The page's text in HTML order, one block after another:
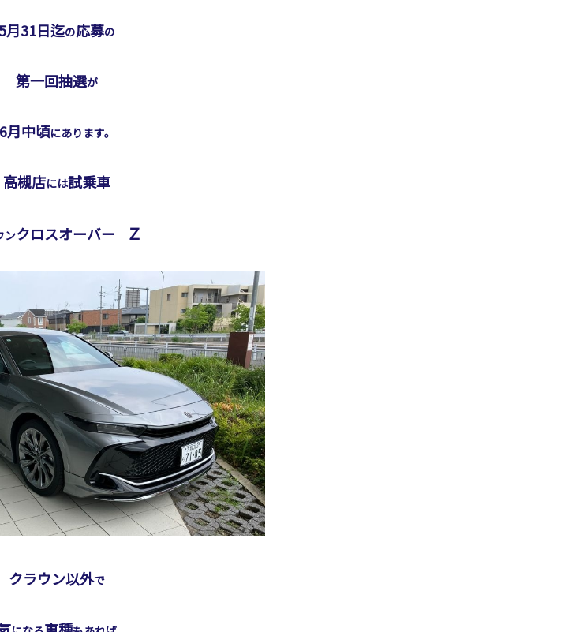
月31日迄の応募の
第一回抽選が
6月中頃にあります。
高槻店には試乗車
ンクロスオーバー Ｚ
クラウン以外で